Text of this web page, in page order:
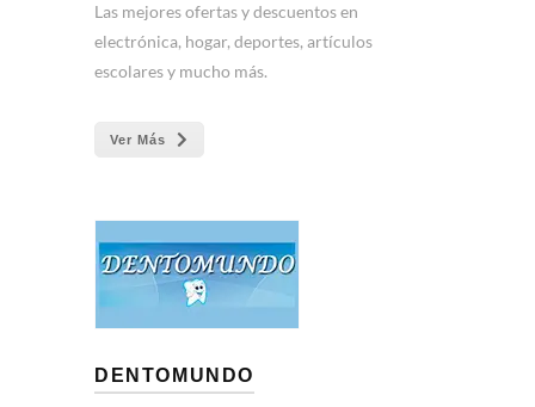
Las mejores ofertas y descuentos en
electrónica, hogar, deportes, artículos
escolares y mucho más.
Ver Más
DENTOMUNDO